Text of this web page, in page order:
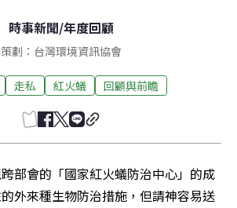
時事新聞/年度回顧
策劃：台灣環境資訊協會
走私 紅火蟻 回顧與前瞻
部會的「國家紅火蟻防治中心」的成
外來種生物防治措施，但請神容易送